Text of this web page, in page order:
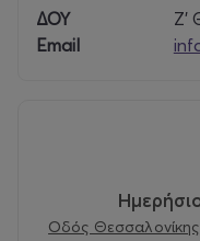
ΔΟΥ
Ζ’
Email
Οδός